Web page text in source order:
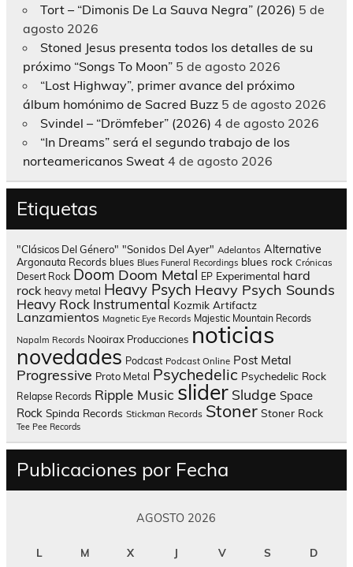
Tort – “Dimonis De La Sauva Negra” (2026) 5 de
agosto 2026
Stoned Jesus presenta todos los detalles de su
próximo “Songs To Moon” 5 de agosto 2026
“Lost Highway”, primer avance del próximo
álbum homónimo de Sacred Buzz 5 de agosto 2026
Svindel – “Drömfeber” (2026) 4 de agosto 2026
“In Dreams” será el segundo trabajo de los
norteamericanos Sweat 4 de agosto 2026
Etiquetas
"Clásicos Del Género" "Sonidos Del Ayer" Adelantos Alternative
Argonauta Records blues Blues Funeral Recordings blues rock Crónicas
Desert Rock Doom Doom Metal EP Experimental hard
rock heavy metal Heavy Psych Heavy Psych Sounds
Heavy Rock Instrumental Kozmik Artifactz
Lanzamientos Magnetic Eye Records Majestic Mountain Records
Napalm Records Nooirax Producciones noticias
novedades Podcast Podcast Online Post Metal
Progressive Proto Metal Psychedelic Psychedelic Rock
Relapse Records Ripple Music slider Sludge Space
Rock Spinda Records Stickman Records Stoner Stoner Rock
Tee Pee Records
Publicaciones por Fecha
AGOSTO 2026
L M X J V S D